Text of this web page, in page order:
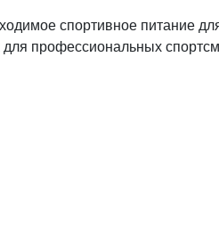
спортивное питание
профессиональных